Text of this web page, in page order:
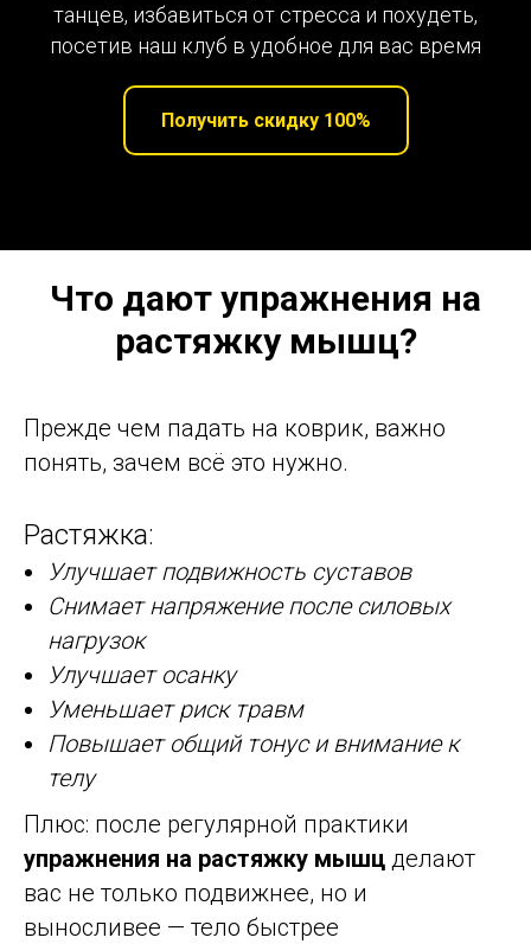
танцев, избавиться от стресса и похудеть,
посетив наш клуб в удобное для вас время
Получить скидку 100%
Что дают упражнения на
растяжку мышц?
Прежде чем падать на коврик, важно
понять, зачем всё это нужно.
Растяжка:
Улучшает подвижность суставов
Снимает напряжение после силовых
нагрузок
Улучшает осанку
Уменьшает риск травм
Повышает общий тонус и внимание к
телу
Плюс: после регулярной практики
упражнения на растяжку мышц делают
вас не только подвижнее, но и
выносливее — тело быстрее